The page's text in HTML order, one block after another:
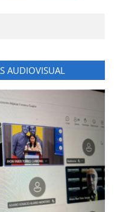
AUDIOVISUAL